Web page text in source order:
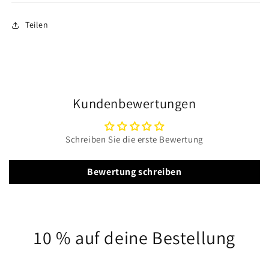
Teilen
Kundenbewertungen
Schreiben Sie die erste Bewertung
Bewertung schreiben
10 % auf deine Bestellung